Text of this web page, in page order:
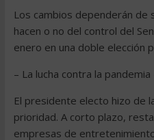
Los cambios dependerán de
hacen o no del control del
enero en una doble elección
– La lucha contra la pandemia
El presidente electo hizo de
prioridad. A corto plazo,
empresas de